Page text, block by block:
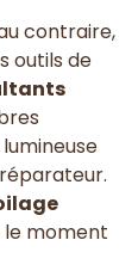
contraire,
outils de
le moment